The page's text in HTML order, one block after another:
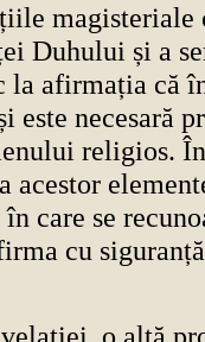
magisteriale
Duhului și a
afirmația că
este necesară
religios.
acestor
care se
cu
o altă